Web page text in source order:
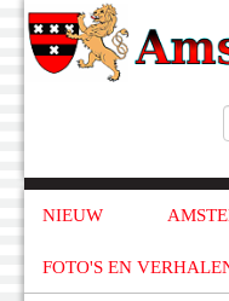
NIEUW
FOTO'S EN